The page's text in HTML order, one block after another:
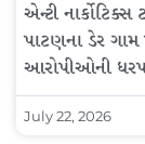
એન્ટી
પાટણના ડેર
આરોપીઓની
July 22, 2026